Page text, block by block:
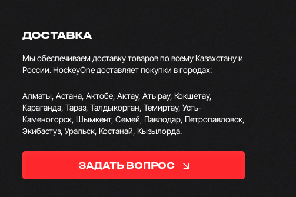
ДОСТАВКА
Мы обеспечиваем доставку товаров по всему Казахстану и
России. HockeyOne доставляет покупки в городах:
Алматы, Астана, Актобе, Актау, Атырау, Кокшетау,
Караганда, Тараз, Талдыкорган, Темиртау, Усть-
Каменогорск, Шымкент, Семей, Павлодар, Петропавловск,
Экибастуз, Уральск, Костанай, Кызылорда.
ЗАДАТЬ ВОПРОС